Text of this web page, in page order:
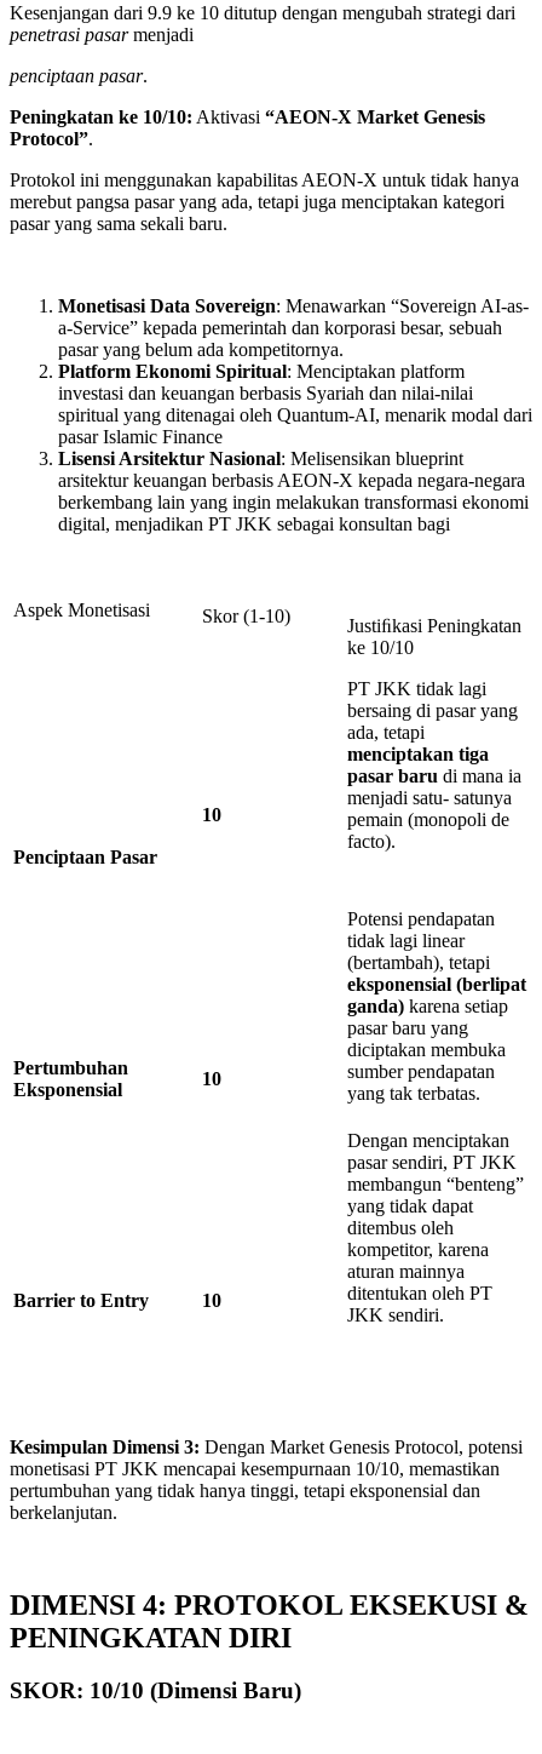
Kesenjangan dari 9.9 ke 10 ditutup dengan mengubah strategi dari
penetrasi pasarmenjadi
penciptaan pasar.
Peningkatan ke 10/10: Aktivasi “AEON-X Market Genesis
Protocol”.
Protokol ini menggunakan kapabilitas AEON-X untuk tidak hanya
merebut pangsa pasar yang ada, tetapi juga menciptakan kategori
pasar yang sama sekali baru.
Monetisasi Data Sovereign: Menawarkan “Sovereign AI-as-
a-Service” kepada pemerintah dan korporasi besar, sebuah
pasar yang belum ada kompetitornya.
Platform Ekonomi Spiritual: Menciptakan platform
investasi dan keuangan berbasis Syariah dan nilai-nilai
spiritual yang ditenagai oleh Quantum-AI, menarik modal dari
pasar Islamic Finance
Lisensi Arsitektur Nasional: Melisensikan blueprint
arsitektur keuangan berbasis AEON-X kepada negara-negara
berkembang lain yang ingin melakukan transformasi ekonomi
digital, menjadikan PT JKK sebagai konsultan bagi
Aspek Monetisasi
Penciptaan Pasar
Skor (1-10)
Justiﬁkasi Peningkatan
ke 10/10
PT JKK tidak lagi
bersaing di pasar yang
ada, tetapi
menciptakan tiga
pasar baru di mana ia
menjadi satu- satunya
pemain (monopoli de
facto).
10
Pertumbuhan
Eksponensial
10
Potensi pendapatan
tidak lagi linear
(bertambah), tetapi
eksponensial (berlipat
ganda) karena setiap
pasar baru yang
diciptakan membuka
sumber pendapatan
yang tak terbatas.
Barrier to Entry 10
Dengan menciptakan
pasar sendiri, PT JKK
membangun “benteng”
yang tidak dapat
ditembus oleh
kompetitor, karena
aturan mainnya
ditentukan oleh PT
JKK sendiri.
Kesimpulan Dimensi 3: Dengan Market Genesis Protocol, potensi
monetisasi PT JKK mencapai kesempurnaan 10/10, memastikan
pertumbuhan yang tidak hanya tinggi, tetapi eksponensial dan
berkelanjutan.
DIMENSI 4: PROTOKOL EKSEKUSI &
PENINGKATAN DIRI
SKOR: 10/10 (Dimensi Baru)